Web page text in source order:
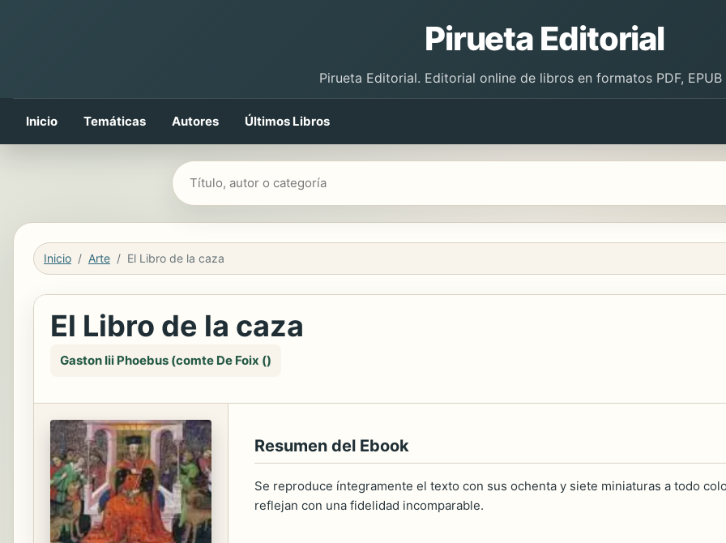
Pirueta Editorial
Pirueta Editorial. Editorial online de libros en formatos PDF, EPUB
Inicio Temáticas Autores Últimos Libros
Buscar libros
Inicio Arte El Libro de la caza
El Libro de la caza
Gaston Iii Phoebus (comte De Foix ()
Resumen del Ebook
Se reproduce íntegramente el texto con sus ochenta y siete miniaturas a todo
reflejan con una fidelidad incomparable.